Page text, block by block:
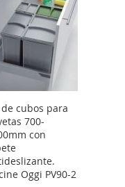
cubos para
700-
con
Oggi PV90-2